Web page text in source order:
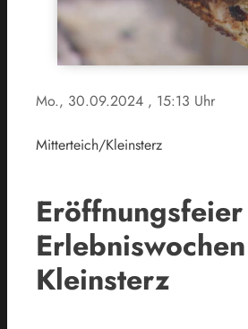
Mo., 30.09.2024 , 15:13 Uhr
Mitterteich/Kleinsterz
Eröffnungsfeier
Kleinsterz